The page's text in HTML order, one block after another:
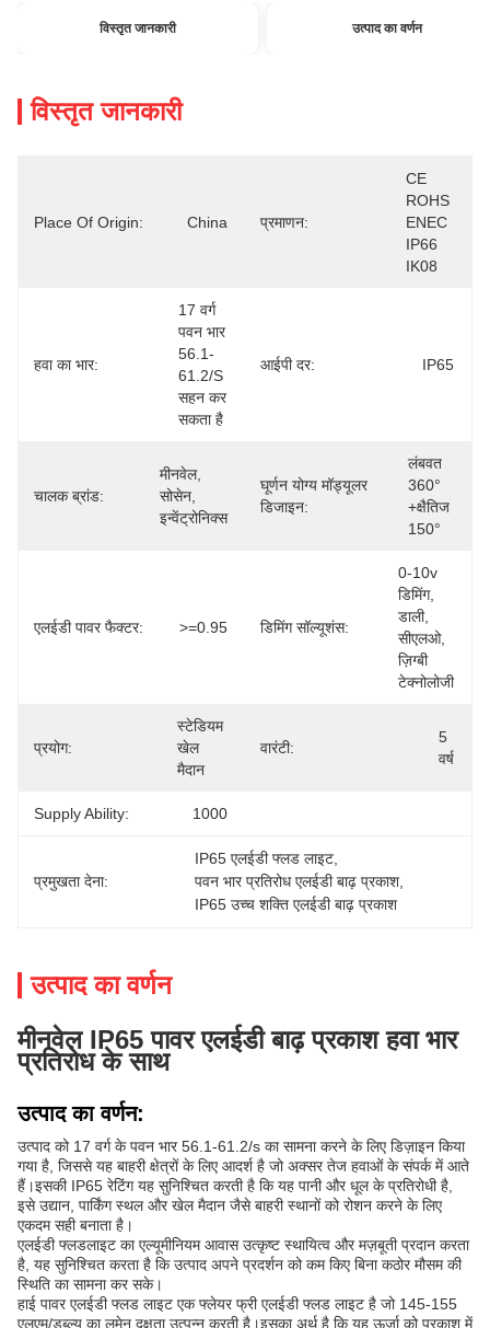
विस्तृत जानकारी उत्पाद का वर्णन
विस्तृत जानकारी
Place Of Origin: China प्रमाणन:
CE
ROHS
ENEC
IP66
IK08
हवा का भार:
17 वर्ग
पवन भार
56.1-
61.2/s
सहन कर
सकता है
आईपी दर: IP65
चालक ब्रांड:
मीनवेल,
सोसेन,
इन्वेंट्रोनिक्स
घूर्णन योग्य मॉड्यूलर
डिजाइन:
लंबवत
360°
+क्षैतिज
150°
एलईडी पावर फैक्टर: >=0.95 डिमिंग सॉल्यूशंस:
0-10v
डिमिंग,
डाली,
सीएलओ,
ज़िग्बी
टेक्नोलोजी
प्रयोग:
स्टेडियम
खेल
मैदान
वारंटी:
5
वर्ष
Supply Ability: 1000
प्रमुखता देना:
IP65 एलईडी फ्लड लाइट
पवन भार प्रतिरोध एलईडी बाढ़ प्रकाश
IP65 उच्च शक्ति एलईडी बाढ़ प्रकाश
उत्पाद का वर्णन
मीनवेल IP65 पावर एलईडी बाढ़ प्रकाश हवा भार
प्रतिरोध के साथ
उत्पाद का वर्णन:
उत्पाद को 17 वर्ग के पवन भार 56.1-61.2/s का सामना करने के लिए डिज़ाइन किया
गया है, जिससे यह बाहरी क्षेत्रों के लिए आदर्श है जो अक्सर तेज हवाओं के संपर्क में आते
हैं।इसकी IP65 रेटिंग यह सुनिश्चित करती है कि यह पानी और धूल के प्रतिरोधी है,
इसे उद्यान, पार्किंग स्थल और खेल मैदान जैसे बाहरी स्थानों को रोशन करने के लिए
एकदम सही बनाता है।
एलईडी फ्लडलाइट का एल्यूमीनियम आवास उत्कृष्ट स्थायित्व और मज़बूती प्रदान करता
है, यह सुनिश्चित करता है कि उत्पाद अपने प्रदर्शन को कम किए बिना कठोर मौसम की
स्थिति का सामना कर सके।
हाई पावर एलईडी फ्लड लाइट एक फ्लेयर फ्री एलईडी फ्लड लाइट है जो 145-155
एलएम/डब्ल्यू का लुमेन दक्षता उत्पन्न करती है।इसका अर्थ है कि यह ऊर्जा को प्रकाश में